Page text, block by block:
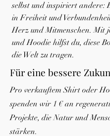
selbst und inspiriert andere:
in Freiheit und
Herz und Mitmenschen.Mit
und Hoodie hilfst du, diese
die Welt zu tragen.
Für eine bessere
Pro verkauftem Shirt oder
spenden wir 1 € an
Projekte, die Natur und
stärken.